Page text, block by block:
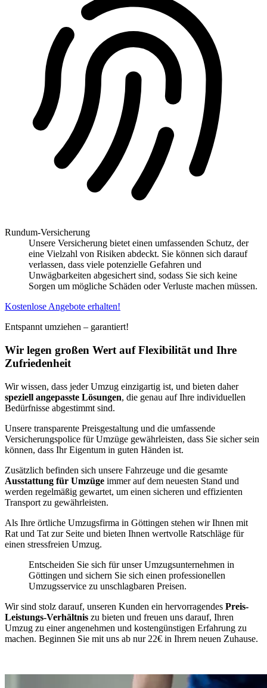
Rundum-Versicherung
Unsere Versicherung bietet einen umfassenden Schutz, der
eine Vielzahl von Risiken abdeckt. Sie können sich darauf
verlassen, dass viele potenzielle Gefahren und
Unwägbarkeiten abgesichert sind, sodass Sie sich keine
Sorgen um mögliche Schäden oder Verluste machen müssen.
Kostenlose Angebote erhalten!
Entspannt umziehen – garantiert!
Wir legen großen Wert auf Flexibilität und Ihre
Zufriedenheit
Wir wissen, dass jeder Umzug einzigartig ist, und bieten daher
speziell angepasste Lösungen, die genau auf Ihre individuellen
Bedürfnisse abgestimmt sind.
Unsere transparente Preisgestaltung und die umfassende
Versicherungspolice für Umzüge gewährleisten, dass Sie sicher sein
können, dass Ihr Eigentum in guten Händen ist.
Zusätzlich befinden sich unsere Fahrzeuge und die gesamte
Ausstattung für Umzüge immer auf dem neuesten Stand und
werden regelmäßig gewartet, um einen sicheren und effizienten
Transport zu gewährleisten.
Als Ihre örtliche Umzugsfirma in Göttingen stehen wir Ihnen mit
Rat und Tat zur Seite und bieten Ihnen wertvolle Ratschläge für
einen stressfreien Umzug.
Entscheiden Sie sich für unser Umzugsunternehmen in
Göttingen und sichern Sie sich einen professionellen
Umzugsservice zu unschlagbaren Preisen.
Wir sind stolz darauf, unseren Kunden ein hervorragendes Preis-
Leistungs-Verhältnis zu bieten und freuen uns darauf, Ihren
Umzug zu einer angenehmen und kostengünstigen Erfahrung zu
machen. Beginnen Sie mit uns ab nur 22€ in Ihrem neuen Zuhause.